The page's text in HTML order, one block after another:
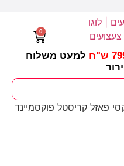
למעט משלוח
0
פאזל קריסטל פוקסמיינד